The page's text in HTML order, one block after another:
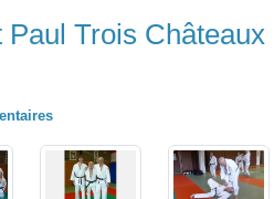
Paul Trois Châteaux